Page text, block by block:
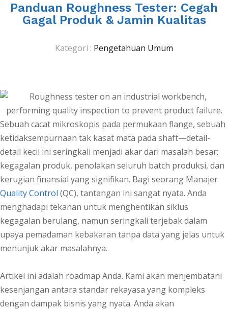
Panduan Roughness Tester: Cegah
Gagal Produk & Jamin Kualitas
Kategori : Pengetahuan Umum
Sebuah cacat mikroskopis pada permukaan flange, sebuah
ketidaksempurnaan tak kasat mata pada shaft—detail-
detail kecil ini seringkali menjadi akar dari masalah besar:
kegagalan produk, penolakan seluruh batch produksi, dan
kerugian finansial yang signifikan. Bagi seorang Manajer
Quality Control (QC), tantangan ini sangat nyata. Anda
menghadapi tekanan untuk menghentikan siklus
kegagalan berulang, namun seringkali terjebak dalam
upaya pemadaman kebakaran tanpa data yang jelas untuk
menunjuk akar masalahnya.
Artikel ini adalah roadmap Anda. Kami akan menjembatani
kesenjangan antara standar rekayasa yang kompleks
dengan dampak bisnis yang nyata. Anda akan